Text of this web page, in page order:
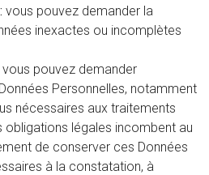
vous pouvez demander la
inexactes ou incomplètes
vous pouvez demander
Personnelles, notamment
nécessaires aux traitements
obligations légales incombent au
de conserver ces Données
à la constatation, à